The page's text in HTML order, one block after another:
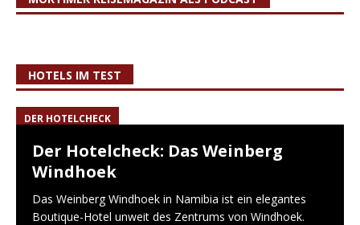
HOTELS IM TEST
DER HOTELCHECK
Der Hotelcheck: Das Weinberg
Windhoek
Das Weinberg Windhoek in Namibia ist ein elegantes
Boutique-Hotel unweit des Zentrums von Windhoek.